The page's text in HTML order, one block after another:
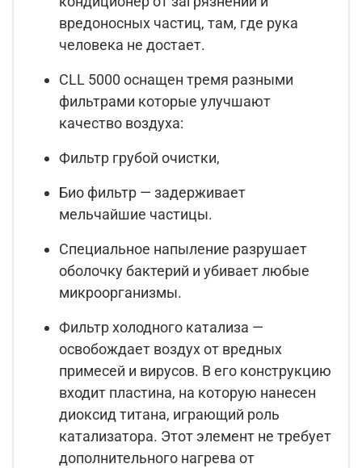
вредоносных частиц, там, где рука
человека не достает.
CLL 5000 оснащен тремя разными
фильтрами которые улучшают
качество воздуха:
Фильтр грубой очистки,
Био фильтр — задерживает
мельчайшие частицы.
Специальное напыление разрушает
оболочку бактерий и убивает любые
микроорганизмы.
Фильтр холодного катализа —
освобождает воздух от вредных
примесей и вирусов. В его конструкцию
входит пластина, на которую нанесен
диоксид титана, играющий роль
катализатора. Этот элемент не требует
дополнительного нагрева от